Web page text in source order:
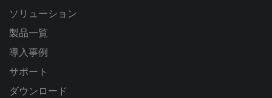
ソリューション
製品一覧
導入事例
サポート
ダウンロード